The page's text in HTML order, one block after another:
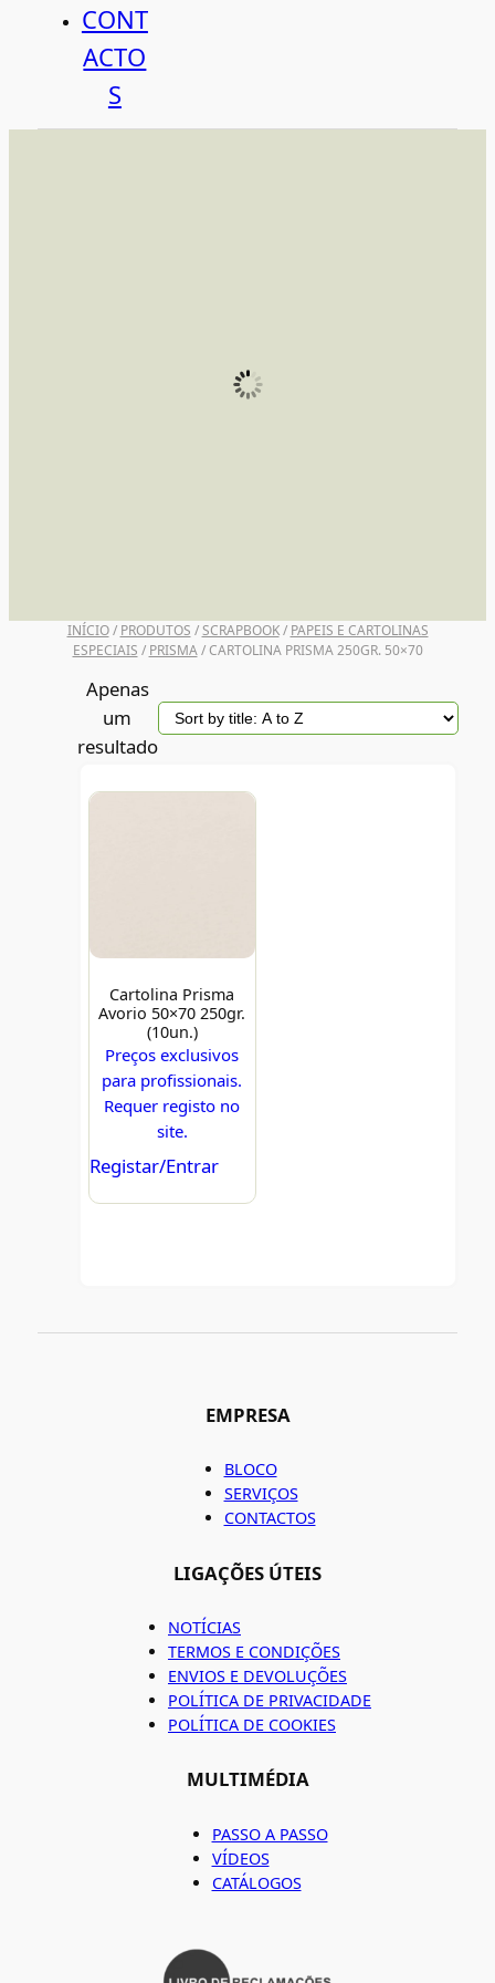
CONT
ACTO
S
INÍCIO/ PRODUTOS /SCRAPBOOK/ PAPEIS E CARTOLINAS
ESPECIAIS / PRISMA/ CARTOLINA PRISMA 250GR. 50×70
Apenas
um
resultado
Cartolina Prisma
Avorio 50×70 250gr.
(10un.)
Preços exclusivos
para profissionais.
Requer registo no
site.
Registar/Entrar
EMPRESA
BLOCO
SERVIÇOS
CONTACTOS
LIGAÇÕES ÚTEIS
NOTÍCIAS
TERMOS E CONDIÇÕES
ENVIOS E DEVOLUÇÕES
POLÍTICA DE PRIVACIDADE
POLÍTICA DE COOKIES
MULTIMÉDIA
PASSO A PASSO
VÍDEOS
CATÁLOGOS